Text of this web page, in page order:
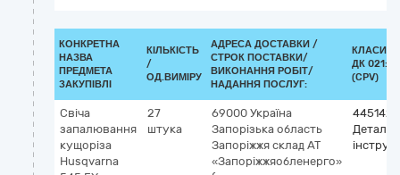
КОНКРЕТНА
НАЗВА
ПРЕДМЕТА
ЗАКУПІВЛІ
КІЛЬКІСТЬ
/
ОД.ВИМІРУ
АДРЕСА ДОСТАВКИ /
СТРОК ПОСТАВКИ/
ВИКОНАННЯ РОБІТ/
НАДАННЯ ПОСЛУГ:
ДК
(CPV)
Свіча
запалювання
кущоріза
Husqvarna
27
штука
69000 Україна
Запорізька область
Запоріжжя склад АТ
«Запоріжжяобленерго»
Деталі